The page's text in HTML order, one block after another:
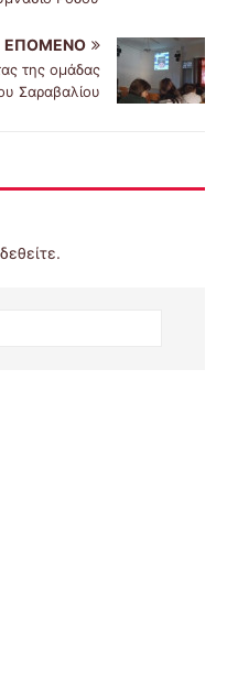
ΕΠΌΜΕΝΟ
της ομάδας
Σαραβαλίου
.